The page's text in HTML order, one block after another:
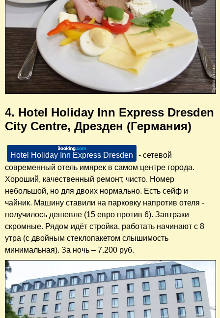
4. Hotel Holiday Inn Express Dresden
City Centre, Дрезден (Германия)
Hotel Holiday Inn Express Dresden
- cетевой
современный отель имярек в самом центре города.
Хороший, качественный ремонт, чисто. Номер
небольшой, но для двоих нормально. Есть сейф и
чайник. Машину ставили на парковку напротив отеля -
получилось дешевле (15 евро против 6). Завтраки
скромные. Рядом идёт стройка, работать начинают с 8
утра (с двойным стеклопакетом слышимость
минимальная). За ночь – 7.200 руб.